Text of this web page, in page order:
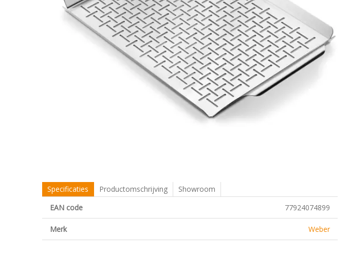
Specificaties Productomschrijving
Showroom
EAN code
77924074899
Merk Weber